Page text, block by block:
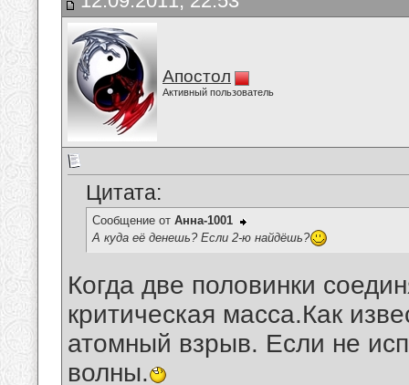
Апостол
Активный пользователь
Цитата:
Сообщение от Анна-1001
А куда её денешь? Если 2-ю найдёшь?
Когда две половинки
критическая масса.Как
атомный взрыв. Если не
волны.